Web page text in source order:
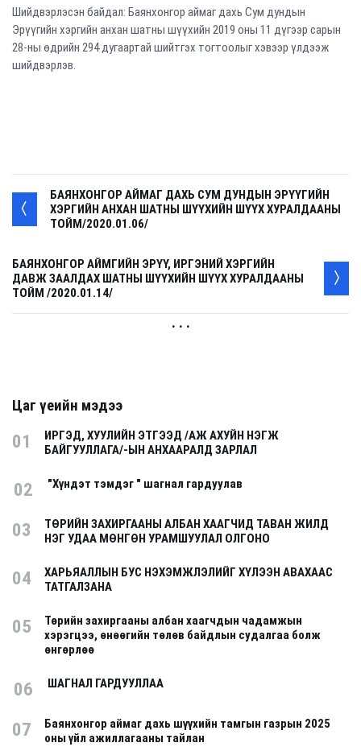
Шийдвэрлэсэн байдал: Баянхонгор аймаг дахь Сум дундын
Эрүүгийн хэргийн анхан шатны шүүхийн 2019 оны 11 дүгээр сарын
28-ны өдрийн 294 дугаартай шийтгэх тогтоолыг хэвээр үлдээж
шийдвэрлэв.
БАЯНХОНГОР АЙМАГ ДАХЬ СУМ ДУНДЫН ЭРҮҮГИЙН
ХЭРГИЙН АНХАН ШАТНЫ ШҮҮХИЙН ШҮҮХ ХУРАЛДААНЫ
ТОЙМ/2020.01.06/
БАЯНХОНГОР АЙМГИЙН ЭРҮҮ, ИРГЭНИЙ ХЭРГИЙН
ДАВЖ ЗААЛДАХ ШАТНЫ ШҮҮХИЙН ШҮҮХ ХУРАЛДААНЫ
ТОЙМ /2020.01.14/
. . .
Цаг үеийн мэдээ
01
ИРГЭД, ХУУЛИЙН ЭТГЭЭД /АЖ АХУЙН НЭГЖ
БАЙГУУЛЛАГА/-ЫН АНХААРАЛД ЗАРЛАЛ
02 "Хүндэт тэмдэг " шагнал гардуулав
03
ТӨРИЙН ЗАХИРГААНЫ АЛБАН ХААГЧИД ТАВАН ЖИЛД
НЭГ УДАА МӨНГӨН УРАМШУУЛАЛ ОЛГОНО
04
ХАРЬЯАЛЛЫН БУС НЭХЭМЖЛЭЛИЙГ ХҮЛЭЭН АВАХААС
ТАТГАЛЗАНА
05
Төрийн захиргааны албан хаагчдын чадамжын
хэрэгцээ, өнөөгийн төлөв байдлын судалгаа болж
өнгөрлөө
06 ШАГНАЛ ГАРДУУЛЛАА
07
Баянхонгор аймаг дахь шүүхийн тамгын газрын 2025
оны үйл ажиллагааны тайлан